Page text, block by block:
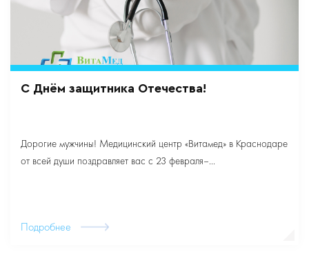
C Днём защитника Отечества!
Дорогие мужчины! Медицинский центр «Витамед» в Краснодаре
от всей души поздравляет вас с 23 февраля–...
Подробнее